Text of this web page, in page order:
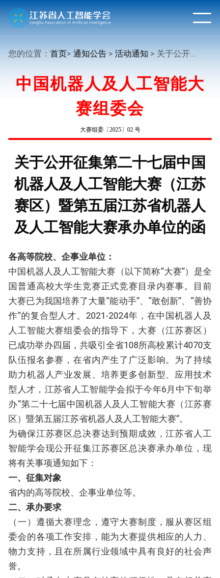
您的位置：首页>通知公告 >活动通知 > 关于公开征集第二十七届中国机器人及人工智能大赛（江苏赛区）暨第五届江苏省机器人及人工智能大赛承办单位的函
中国机器人及人工智能大
赛组委会
大赛组委〔2025〕02 号
关于公开征集第二十七届中国
机器人及人工智能大赛（江苏
赛区）暨第五届江苏省机器人
及人工智能大赛承办单位的函
各高等院校、企事业单位：
中国机器人及人工智能大赛（以下简称“大赛”）是全
国普通高校大学生竞赛正式竞赛目录内赛事。目前
大赛已为我国培养了大量“能动手”、“敢创新”、“善协
作”的复合型人才。2021-2024年，在中国机器人及
人工智能大赛组委会的指导下，大赛（江苏赛区）
已成功举办四届，共吸引全省108所高校累计4070支
队伍报名参赛，在省内产生了广泛影响。为了持续
助力机器人产业发展、培养更多创新型、应用技术
型人才，江苏省人工智能学会拟于今年6月中下旬举
办“第二十七届中国机器人及人工智能大赛（江苏赛
区）暨第五届江苏省机器人及人工智能大赛”。
为确保江苏赛区总决赛达到预期成效，江苏省人工
智能学会现公开征集江苏赛区总决赛承办单位，现
将有关事项通知如下：
一、征集对象
省内的高等院校、企事业单位等。
二、承办要求
（一）遵循大赛理念，遵守大赛制度，服从赛区组
委会的各项工作安排，能为大赛提供相应的人力、
物力支持，且在所属行业领域中具有良好的社会声
誉。